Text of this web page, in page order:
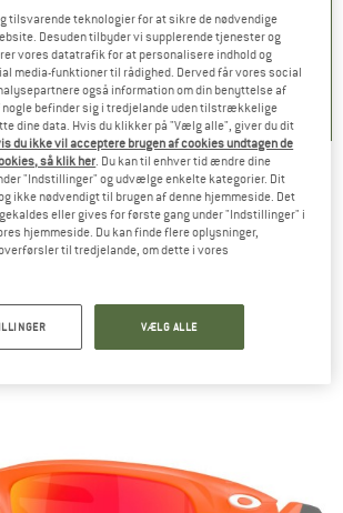
Pris
Nedsat pris
90,97 €
+2
5,0(3)
Pris
249,95 €Nedsat pris
174,97 €
0,0(0)
S3 (VLT 17%) -
tilsvarende teknologier for at sikre de nødvendige
Desuden tilbyder vi supplerende tjenester og
vores datatrafik for at personalisere indhold og
media-funktioner til rådighed. Derved får vores social
også information om din benyttelse af
befinder sig i tredjelande uden tilstrækkelige
dine data. Hvis du klikker på "Vælg alle", giver du dit
du ikke vil acceptere brugen af cookies undtagen de
så klik her. Du kan til enhver tid ændre dine
"Indstillinger" og udvælge enkelte kategorier. Dit
ikke nødvendigt til brugen af denne hjemmeside. Det
eller gives for første gang under "Indstillinger" i
hjemmeside. Du kan finde flere oplysninger,
til tredjelande, om dette i vores
VÆLG ALLE